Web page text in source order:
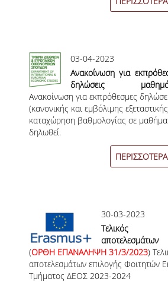
ΠΑΝΕΠΙΣΤΗΜΙΩΝ
ΑΝΑΚΟΙΝΩΣΕΙΣ
ΤESTIMONIALS
ΣΥΝΔΕΣΜΟΙ
ΜΕΤΑΠΤΥΧΙΑΚΕΣ ΣΠΟΥΔΕΣ
ΜΕΤΑΠΤΥΧΙΑΚΑ
ΔΙΔΑΚΤΟΡΙΚΟ
03-04-2023
Ανακοίνωση για
δηλώσεις
(κανονικής και
εξεταστικής) και
καταχώρηση
Ανακοίνωση για εκπρόθεσμες
(κανονικής και εμβόλιμης
καταχώρηση βαθμολογίας σε
δηλωθεί.
ΠΕΡΙΣΣΟΤΕΡΑ
30-03-2023
Τελικός
Φοιτητών
ΔΕΟΣ 2023-2024
(ΟΡΘΗ ΕΠΑΝΑΛΗΨΗ 31/3/2023)
αποτελεσμάτων επιλογής Φοιτητών
Τμήματος ΔΕΟΣ 2023-2024